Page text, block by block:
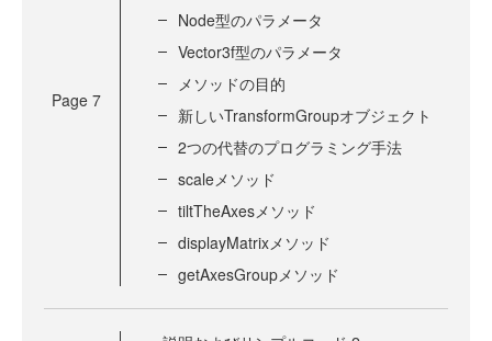
Page 7
Node型のパラメータ
Vector3f型のパラメータ
メソッドの目的
新しいTransformGroupオブジェクト
2つの代替のプログラミング手法
scaleメソッド
tiltTheAxesメソッド
displayMatrixメソッド
getAxesGroupメソッド